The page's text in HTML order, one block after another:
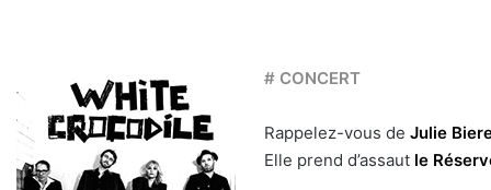
# CONCERT
Rappelez-vous deJulie
Elle prend d’assaut le